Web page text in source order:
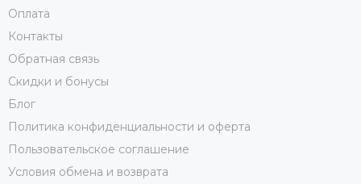
Оплата
Контакты
Обратная связь
Скидки и бонусы
Блог
Политика конфиденциальности и оферта
Пользовательское соглашение
Условия обмена и возврата